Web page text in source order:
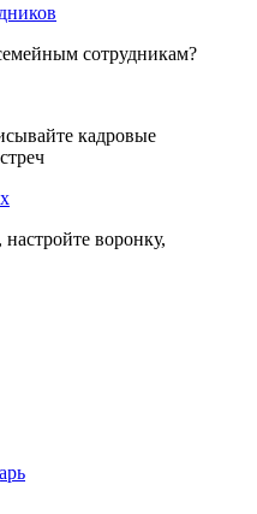
сотрудникам?
кадровые
воронку,